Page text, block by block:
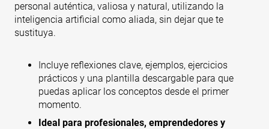
personal auténtica, valiosa y natural, utilizando la
inteligencia artificial como aliada, sin dejar que te
sustituya.
Incluye reflexiones clave, ejemplos, ejercicios
prácticos y una plantilla descargable para que
puedas aplicar los conceptos desde el primer
momento.
Ideal para profesionales, emprendedores y